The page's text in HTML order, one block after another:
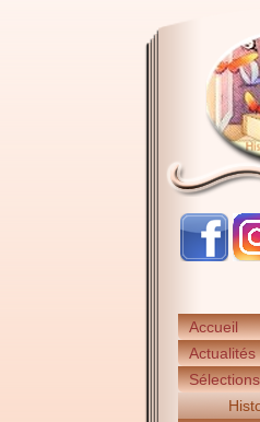
Accueil
Actualités
Sélections